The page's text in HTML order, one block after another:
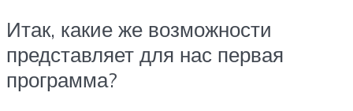
Итак, какие же возможности
представляет для нас первая
программа?